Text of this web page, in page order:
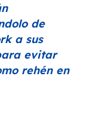
de
a sus
evitar
rehén en